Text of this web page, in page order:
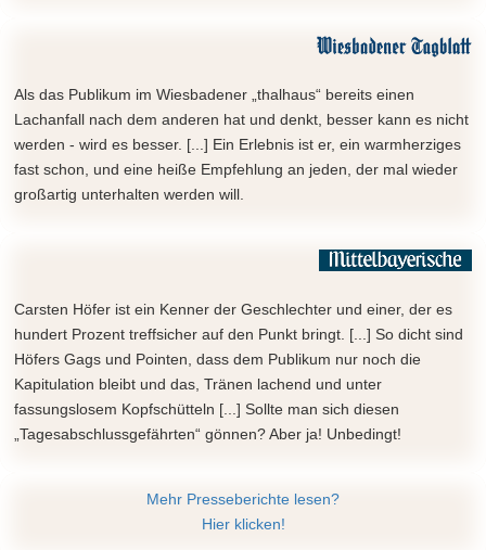
Als das Publikum im Wiesbadener „thalhaus“ bereits einen
Lachanfall nach dem anderen hat und denkt, besser kann es nicht
werden - wird es besser. [...] Ein Erlebnis ist er, ein warmherziges
fast schon, und eine heiße Empfehlung an jeden, der mal wieder
großartig unterhalten werden will.
Carsten Höfer ist ein Kenner der Geschlechter und einer, der es
hundert Prozent treffsicher auf den Punkt bringt. [...] So dicht sind
Höfers Gags und Pointen, dass dem Publikum nur noch die
Kapitulation bleibt und das, Tränen lachend und unter
fassungslosem Kopfschütteln [...] Sollte man sich diesen
„Tagesabschlussgefährten“ gönnen? Aber ja! Unbedingt!
Mehr Presseberichte lesen?
Hier klicken!